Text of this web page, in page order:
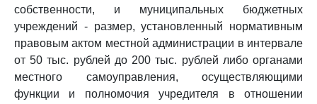
собственности, и муниципальных бюджетных
учреждений - размер, установленный нормативным
правовым актом местной администрации в интервале
от 50 тыс. рублей до 200 тыс. рублей либо органами
местного самоуправления, осуществляющими
функции и полномочия учредителя в отношении